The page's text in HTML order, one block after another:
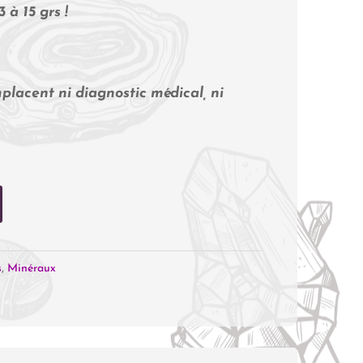
à 15 grs !
ni diagnostic médical, ni
, Minéraux